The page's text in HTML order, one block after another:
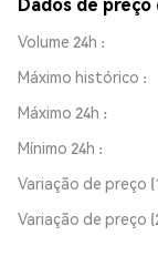
Volume 24h
Máximo histórico
Máximo 24h
Mínimo 24h
Variação de preço
Variação de preço